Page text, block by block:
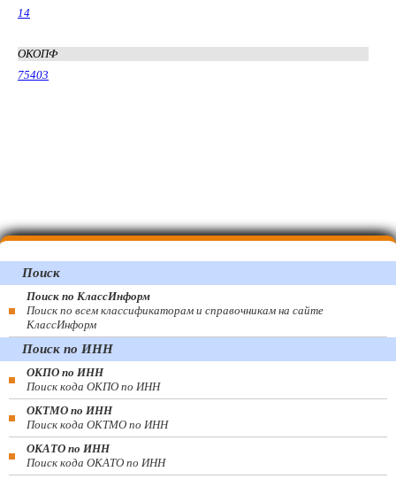
14
ОКОПФ
75403
Поиск
Поиск по КлассИнформ
Поиск по всем классификаторам и справочникам на сайте
КлассИнформ
Поиск по ИНН
ОКПО по ИНН
Поиск кода ОКПО по ИНН
ОКТМО по ИНН
Поиск кода ОКТМО по ИНН
ОКАТО по ИНН
Поиск кода ОКАТО по ИНН